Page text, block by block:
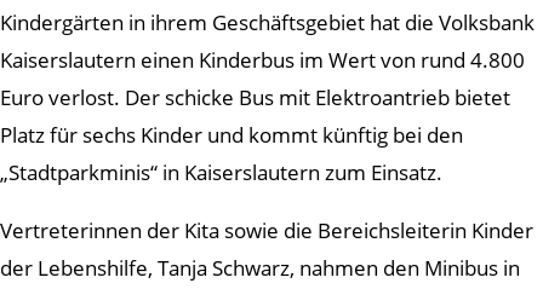
Kindergärten in ihrem Geschäftsgebiet hat die Volksbank
Kaiserslautern einen Kinderbus im Wert von rund 4.800
Euro verlost. Der schicke Bus mit Elektroantrieb bietet
Platz für sechs Kinder und kommt künftig bei den
„Stadtparkminis“ in Kaiserslautern zum Einsatz.
Vertreterinnen der Kita sowie die Bereichsleiterin Kinder
der Lebenshilfe, Tanja Schwarz, nahmen den Minibus in